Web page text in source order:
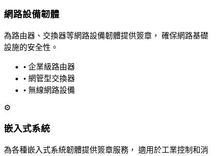
網路設備韌體
為路由器、交換器等網路設備韌體提供簽章， 確保網路基礎
設施的安全性。
• 企業級路由器
• 網管型交換器
• 無線網路設備
⚙️
嵌入式系統
為各種嵌入式系統韌體提供簽章服務， 適用於工業控制和消